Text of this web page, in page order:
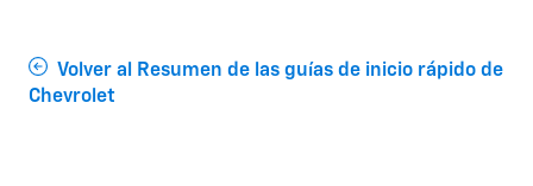
Volver al Resumen de las guías de inicio rápido de
Chevrolet